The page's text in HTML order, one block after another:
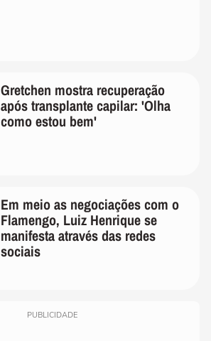
Gretchen mostra recuperação
após transplante capilar: 'Olha
como estou bem'
Em meio as negociações com o
Flamengo, Luiz Henrique se
manifesta através das redes
sociais
PUBLICIDADE